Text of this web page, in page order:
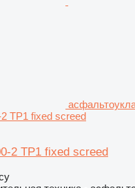
TP1 fixed screed
2 TP1 fixed screed